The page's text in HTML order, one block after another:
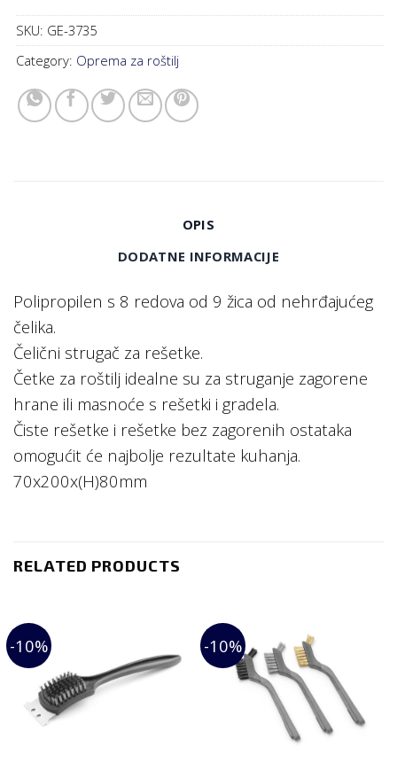
SKU: GE-3735
Category: Oprema za roštilj
OPIS
DODATNE INFORMACIJE
Polipropilen s 8 redova od 9 žica od nehrđajućeg
čelika.
Čelični strugač za rešetke.
Četke za roštilj idealne su za struganje zagorene
hrane ili masnoće s rešetki i gradela.
Čiste rešetke i rešetke bez zagorenih ostataka
omogućit će najbolje rezultate kuhanja.
70x200x(H)80mm
RELATED PRODUCTS
-10% -10%